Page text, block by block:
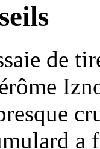
de
a